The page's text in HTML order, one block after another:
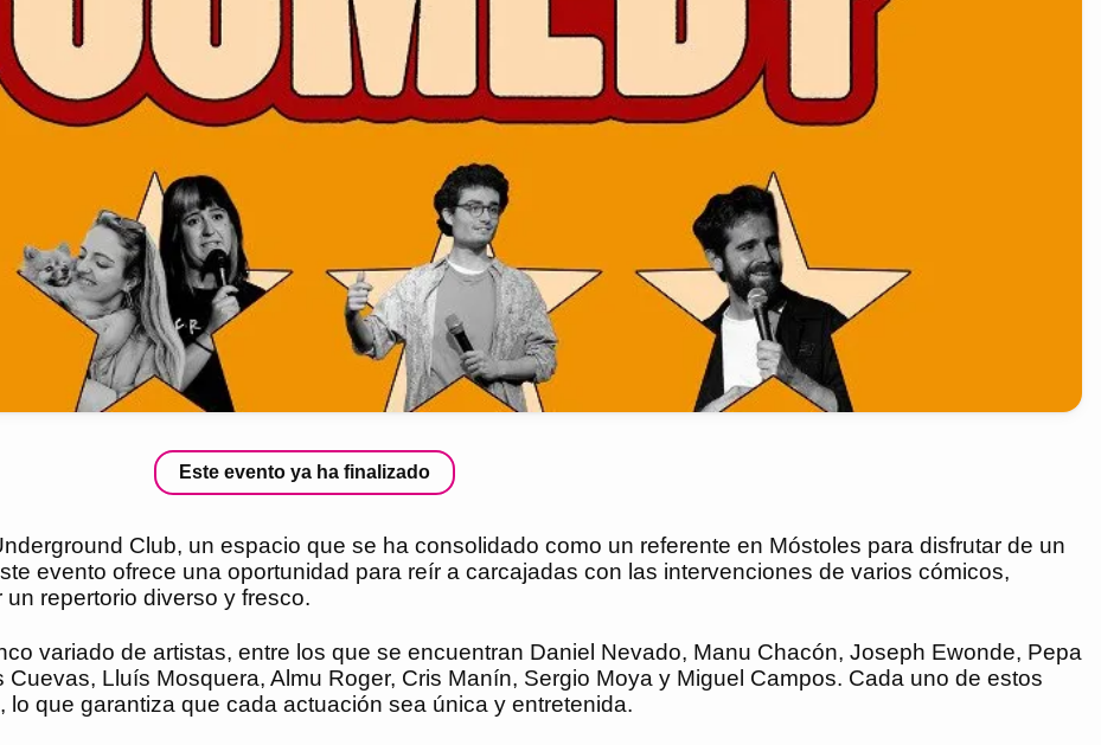
Este evento ya ha finalizado
Club, un espacio que se ha consolidado como un referente en Móstoles para disfrutar de un
evento ofrece una oportunidad para reír a carcajadas con las intervenciones de varios cómicos,
repertorio diverso y fresco.
variado de artistas, entre los que se encuentran Daniel Nevado, Manu Chacón, Joseph Ewonde, Pepa
Lluís Mosquera, Almu Roger, Cris Manín, Sergio Moya y Miguel Campos. Cada uno de estos
que garantiza que cada actuación sea única y entretenida.